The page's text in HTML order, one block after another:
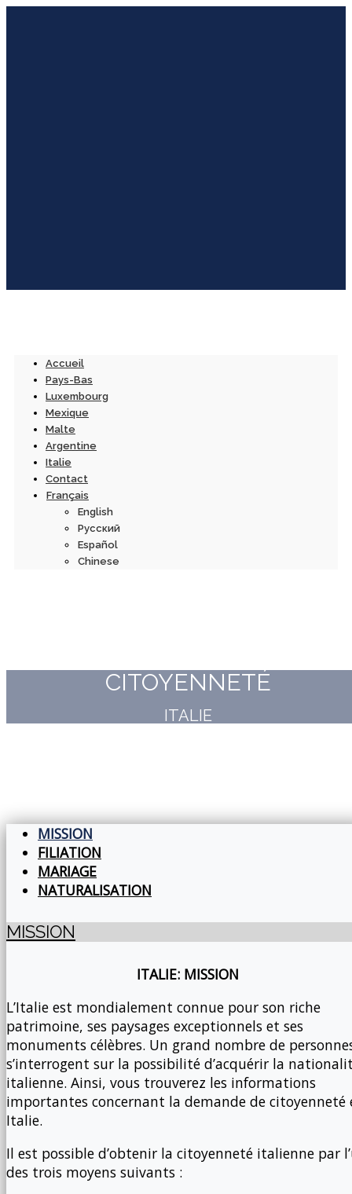
Accueil
Pays-Bas
Luxembourg
Mexique
Malte
Argentine
Italie
Contact
Français
English
Русский
Español
Chinese
CITOYENNETÉ
ITALIE
MISSION
FILIATION
MARIAGE
NATURALISATION
MISSION
ITALIE: MISSION
L’Italie est mondialement connue pour son riche
patrimoine, ses paysages exceptionnels et ses
monuments célèbres. Un grand nombre de
s’interrogent sur la possibilité d’acquérir la
italienne. Ainsi, vous trouverez les informations
importantes concernant la demande de citoyenneté
Italie.
Il est possible d’obtenir la citoyenneté italienne par
des trois moyens suivants :